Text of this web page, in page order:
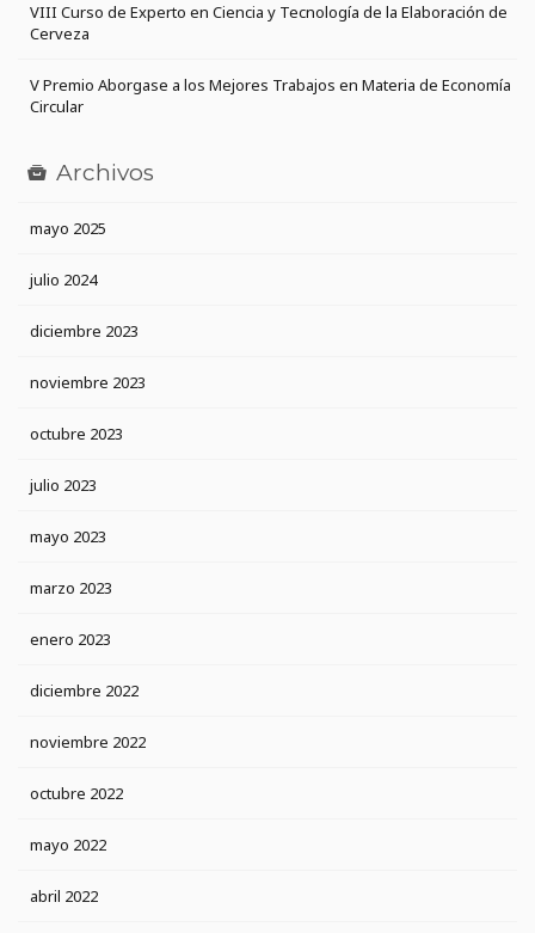
VIII Curso de Experto en Ciencia y Tecnología de la Elaboración de
Cerveza
V Premio Aborgase a los Mejores Trabajos en Materia de Economía
Circular
Archivos
mayo 2025
julio 2024
diciembre 2023
noviembre 2023
octubre 2023
julio 2023
mayo 2023
marzo 2023
enero 2023
diciembre 2022
noviembre 2022
octubre 2022
mayo 2022
abril 2022